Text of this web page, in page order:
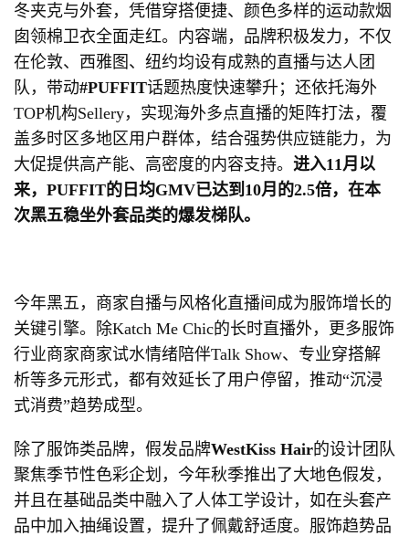
冬夹克与外套，凭借穿搭便捷、颜色多样的运动款烟
囱领棉卫衣全面走红。内容端，品牌积极发力，不仅
在伦敦、西雅图、纽约均设有成熟的直播与达人团
队，带动#PUFFIT话题热度快速攀升；还依托海外
TOP机构Sellery，实现海外多点直播的矩阵打法，覆
盖多时区多地区用户群体，结合强势供应链能力，为
大促提供高产能、高密度的内容支持。 进入11月以
来， PUFFIT的日均GMV已达到 10月的2.5倍，在本
次黑五稳坐外套品类的爆发梯队。
今年黑五，商家自播与风格化直播间成为服饰增长的
关键引擎。除Katch Me Chic的长时直播外，更多服饰
行业商家商家试水情绪陪伴Talk Show、专业穿搭解
析等多元形式，都有效延长了用户停留，推动“沉浸
式消费”趋势成型。
除了服饰类品牌，假发品牌WestKiss Hair的设计团队
聚焦季节性色彩企划，今年秋季推出了大地色假发，
并且在基础品类中融入了人体工学设计，如在头套产
品中加入抽绳设置，提升了佩戴舒适度。服饰趋势品